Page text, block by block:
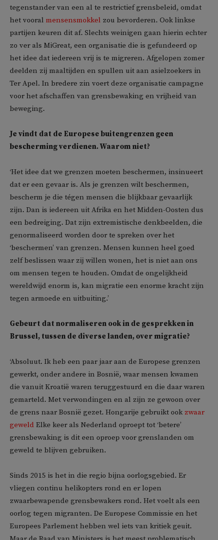
tegenstander van een al te restrictief grensbeleid, omdat
het vooral mensensmokkel zou bevorderen. Ook linkse
partijen keuren dit af. Slechts weinigen gaan hierin echter
zo ver als MiGreat, een organisatie die is gefundeerd op
het idee dat iedereen vrij is te migreren. Afgelopen zomer
deelden zij maaltijden en spullen uit aan asielzoekers in
Ter Apel. In bredere zin voert deze organisatie campagne
voor het afschaffen van grensbewaking en vrijheid van
beweging.
Je vindt dat de Europese buitengrenzen geen
bescherming verdienen. Waarom niet?
‘Het idee dat we grenzen moeten beschermen, insinueert
dat er een gevaar is. Als je grenzen wilt beschermen,
bescherm je die tégen mensen die blijkbaar gevaarlijk
zijn. Dan is iedereen uit Afrika en het Midden-Oosten dus
een bedreiging. Dat zijn extremistische denkbeelden, die
genormaliseerd worden door te spreken over het
‘beschermen’ van grenzen. Mensen kunnen heel goed
zelf beslissen waar zij willen wonen, het is niet aan ons
om mensen tegen te houden. Omdat de ongelijkheid
wereldwijd enorm is, kan migratie een enorme kracht zijn
tegen armoede en uitbuiting.’
Gebeurt dat normaliseren ook in de gesprekken in
Brussel, tussen de diverse landen, over migratie?
‘Absoluut. Ik heb een paar jaar aan de Europese grenzen
gewerkt, onder andere in Bosnië, waar mensen kwamen
die vanuit Kroatië waren teruggestuurd en die daar waren
gemarteld. Met verwondingen en al zijn ze gewoon over
de grens naar Bosnië gezet. Hongarije gebruikt ook zwaar
geweld Elke keer als Nederland oproept tot ‘betere’
grensbewaking is dit een oproep voor grenslanden om
geweld te blijven gebruiken.
Sinds 2015 is het in die regio bijna oorlogsgebied. Er
vliegen continu helikopters rond en er lopen
zwaarbewapende grensbewakers rond. Het voelt als een
oorlog tegen migranten. De Europese Commissie en het
Europees Parlement hebben wel iets van kritiek geuit.